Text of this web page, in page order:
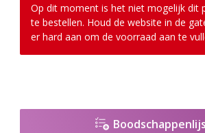
Op dit moment is het niet mogelijk dit
te bestellen. Houd de website in de
er hard aan om de voorraad aan te